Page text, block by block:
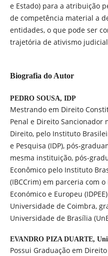
e Estado) para a atribuição
de competência material a
entidades, o que pode ser
trajetória de ativismo
Biografia do Autor
PEDRO SOUSA, IDP
Mestrando em Direito
Penal e Direito Sancionador
Direito, pelo Instituto
e Pesquisa (IDP), pós-
mesma instituição, pós-
Econômico pelo Instituto
(IBCCrim) em parceria com
Económico e Europeu
Universidade de Coimbra,
Universidade de Brasília
EVANDRO PIZA DUARTE,
Possui Graduação em